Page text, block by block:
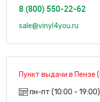
8 (800) 550-22-62
sale@vinyl4you.ru
Пункт выдачи в Пензе
пн-пт (10:00 -